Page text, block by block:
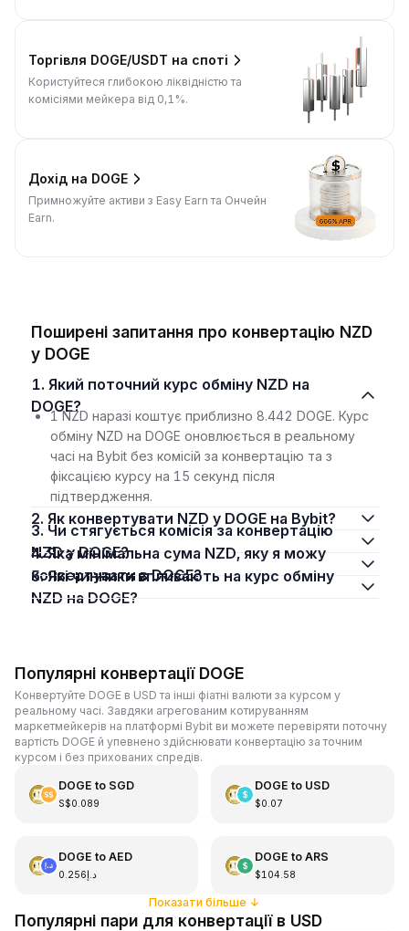
Торгівля DOGE/USDT на споті
Користуйтеся глибокою ліквідністю та
комісіями мейкера від 0,1%.
Дохід на DOGE
Примножуйте активи з Easy Earn та Ончейн
Earn.
Поширені запитання про конвертацію NZD
у DOGE
1. Який поточний курс обміну NZD на
DOGE?
1 NZD наразі коштує приблизно 8.442 DOGE. Курс
обміну NZD на DOGE оновлюється в реальному
часі на Bybit без комісій за конвертацію та з
фіксацією курсу на 15 секунд після
підтвердження.
2. Як конвертувати NZD у DOGE на Bybit?
3. Чи стягується комісія за конвертацію
NZD у DOGE?
4. Яка мінімальна сума NZD, яку я можу
конвертувати в DOGE?
5. Які чинники впливають на курс обміну
NZD на DOGE?
Популярні конвертації DOGE
Конвертуйте DOGE в USD та інші фіатні валюти за курсом у
реальному часі. Завдяки агрегованим котируванням
маркетмейкерів на платформі Bybit ви можете перевіряти поточну
вартість DOGE й упевнено здійснювати конвертацію за точним
курсом і без прихованих спредів.
DOGE to SGD
S$0.089
DOGE to USD
$0.07
DOGE to AED
د.إ0.256
DOGE to ARS
$104.58
Показати більше ↓
Популярні пари для конвертації в USD